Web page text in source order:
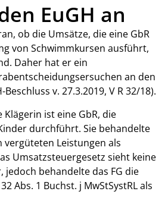
EuGH an
ob die Umsätze, die eine GbR
von Schwimmkursen ausführt,
Daher hat er ein
an den
v. 27.3.2019, V R 32/18).
Klägerin ist eine GbR, die
durchführt. Sie behandelte
vergüteten Leistungen als
Umsatzsteuergesetz sieht keine
jedoch behandelte das FG die
Abs. 1 Buchst. j MwStSystRL als